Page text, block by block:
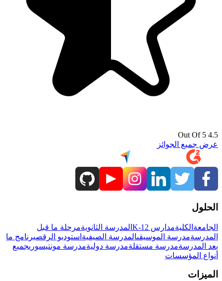
4.5 Out Of 5
عرض جميع الجوائز
الحلول
الجامعة الكليةمدارس K-12 المدرسة الثانويةمرحلة ما قبل
المدرسةمدرسة الموسيقىالمدرسة الصيفية استوديو الرقصبرنامج ما
بعد المدرسةمدرسة مستقلةمدرسة دوليةمدرسة مونتيسوريجميع
أنواع المؤسسات
الميزات